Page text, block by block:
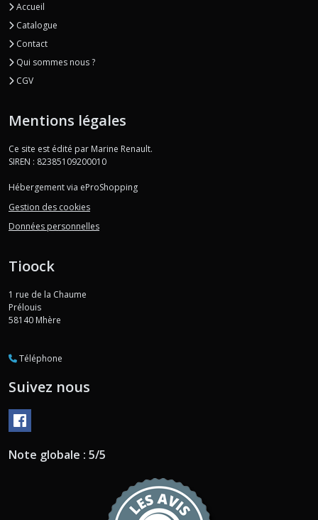
Accueil
Catalogue
Contact
Qui sommes nous ?
CGV
Mentions légales
Ce site est édité par Marine Renault.
SIREN : 82385109200010
Hébergement via eProShopping
Gestion des cookies
Données personnelles
Tioock
1 rue de la Chaume
Prélouis
58140 Mhère
Téléphone
Suivez nous
Note globale : 5/5